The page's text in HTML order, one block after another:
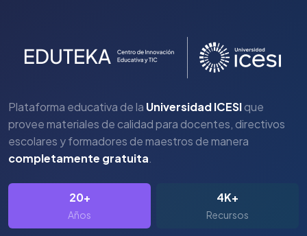
Plataforma educativa de la Universidad ICESIque
provee materiales de calidad para docentes, directivos
escolares y formadores de maestros de manera
completamente gratuita.
20+
Años
4K+
Recursos